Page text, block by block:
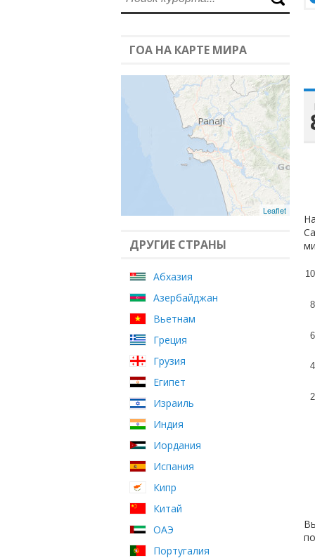
ГОА НА КАРТЕ МИРА
Leaflet
ДРУГИЕ СТРАНЫ
Абхазия
Азербайджан
Вьетнам
Греция
Грузия
Египет
Израиль
Индия
Иордания
Испания
Кипр
Китай
ОАЭ
Португалия